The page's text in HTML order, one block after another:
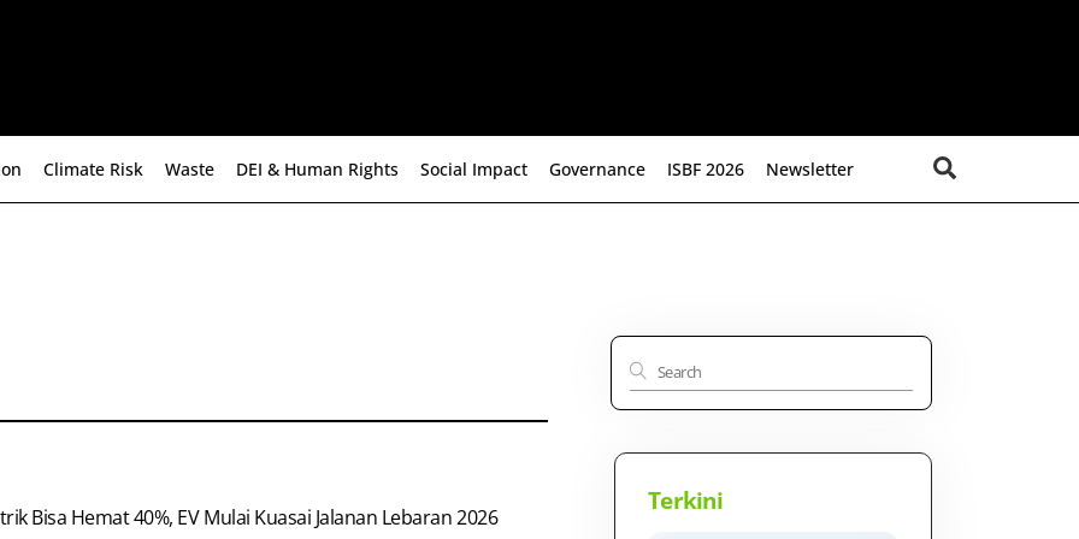
Climate Risk Waste DEI & Human Rights Social Impact Governance ISBF 2026 Newsletter
Bisa Hemat 40%, EV Mulai Kuasai Jalanan Lebaran 2026
Terkini